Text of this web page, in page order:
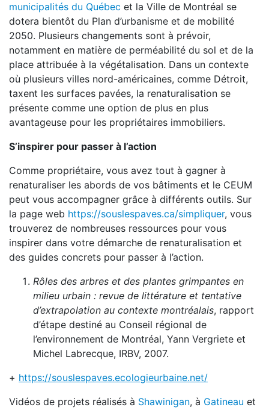
municipalités du Québec et la Ville de Montréal se
dotera bientôt du Plan d’urbanisme et de mobilité
2050. Plusieurs changements sont à prévoir,
notamment en matière de perméabilité du sol et de la
place attribuée à la végétalisation. Dans un contexte
où plusieurs villes nord-américaines, comme Détroit,
taxent les surfaces pavées, la renaturalisation se
présente comme une option de plus en plus
avantageuse pour les propriétaires immobiliers.
S’inspirer pour passer à l’action
Comme propriétaire, vous avez tout à gagner à
renaturaliser les abords de vos bâtiments et le CEUM
peut vous accompagner grâce à différents outils. Sur
la page web https://souslespaves.ca/simpliquer, vous
trouverez de nombreuses ressources pour vous
inspirer dans votre démarche de renaturalisation et
des guides concrets pour passer à l’action.
Rôles des arbres et des plantes grimpantes en
milieu urbain : revue de littérature et tentative
d’extrapolation au contexte montréalais, rapport
d’étape destiné au Conseil régional de
l’environnement de Montréal, Yann Vergriete et
Michel Labrecque, IRBV, 2007.
+ https://souslespaves.ecologieurbaine.net/
Vidéos de projets réalisés à Shawinigan, à Gatineau et